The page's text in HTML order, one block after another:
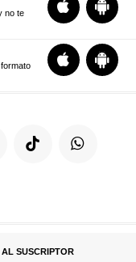
no te
SUSCRIPTOR